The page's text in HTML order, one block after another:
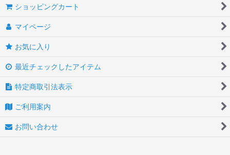
プラチナ
メタル・コッパー
ドラゴン
レッド
オレンジ
ショッピングカート
マイページ
お気に入り
最近チェックしたアイテム
特定商取引法表示
ご利用案内
お問い合わせ